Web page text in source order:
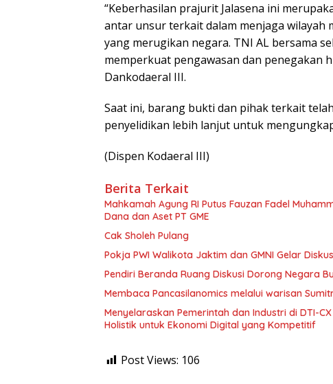
“Keberhasilan prajurit Jalasena ini
antar unsur terkait dalam menjaga
yang merugikan negara. TNI AL bersama
memperkuat pengawasan dan penegakan
Dankodaeral III.
Saat ini, barang bukti dan pihak terkait
penyelidikan lebih lanjut untuk
(Dispen Kodaeral III)
Berita Terkait
Mahkamah Agung RI Putus Fauzan Fadel
Dana dan Aset PT GME
Cak Sholeh Pulang
Pokja PWI Walikota Jaktim dan GMNI Gelar
Pendiri Beranda Ruang Diskusi Dorong Negara
Membaca Pancasilanomics melalui warisan
Menyelaraskan Pemerintah dan Industri di DTI-
Holistik untuk Ekonomi Digital yang Kompetitif
Post Views: 106